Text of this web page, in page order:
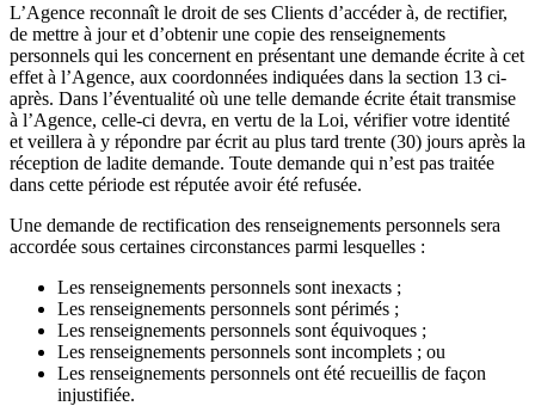
L’Agence reconnaît le droit de ses Clients d’accéder à, de rectifier,
de mettre à jour et d’obtenir une copie des renseignements
personnels qui les concernent en présentant une demande écrite à cet
effet à l’Agence, aux coordonnées indiquées dans la section 13 ci-
après. Dans l’éventualité où une telle demande écrite était transmise
à l’Agence, celle-ci devra, en vertu de la Loi, vérifier votre identité
et veillera à y répondre par écrit au plus tard trente (30) jours après la
réception de ladite demande. Toute demande qui n’est pas traitée
dans cette période est réputée avoir été refusée.
Une demande de rectification des renseignements personnels sera
accordée sous certaines circonstances parmi lesquelles :
Les renseignements personnels sont inexacts ;
Les renseignements personnels sont périmés ;
Les renseignements personnels sont équivoques ;
Les renseignements personnels sont incomplets ; ou
Les renseignements personnels ont été recueillis de façon
injustifiée.